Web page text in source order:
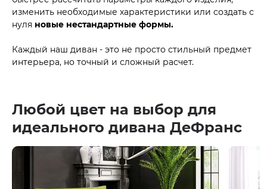
изменить необходимые характеристики или создать с
нуля новые нестандартные формы.
Каждый наш диван - это не просто стильный предмет
интерьера, но точный и сложный расчет.
Любой цвет на выбор для
идеального дивана ДеФранс